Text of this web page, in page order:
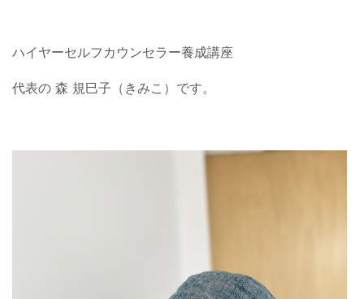
ハイヤーセルフカウンセラー養成講座
代表の 森 規巳子（きみこ）です。